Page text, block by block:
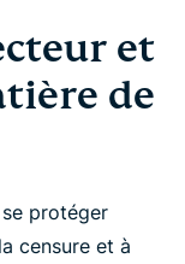
et
de
protéger
censure et à